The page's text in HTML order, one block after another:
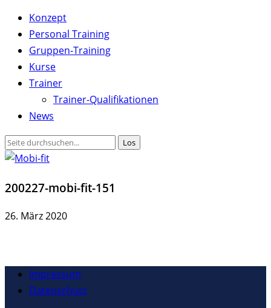
Konzept
Personal Training
Gruppen-Training
Kurse
Trainer
Trainer-Qualifikationen
News
200227-mobi-fit-151
26. März 2020
Impressum
Datenschutz